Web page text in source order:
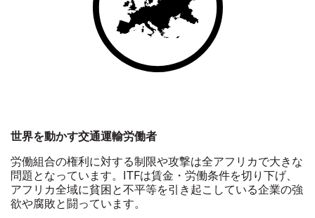
世界を動かす交通運輸労働者
労働組合の権利に対する制限や攻撃は全アフリカで大きな
問題となっています。ITFは賃金・労働条件を切り下げ、
アフリカ全域に貧困と不平等を引き起こしている企業の強
欲や腐敗と闘っています。